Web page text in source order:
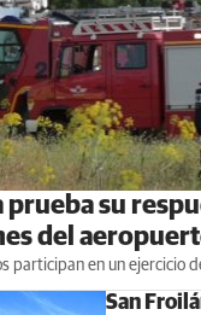
prueba su
del
participan en un ejercicio
San